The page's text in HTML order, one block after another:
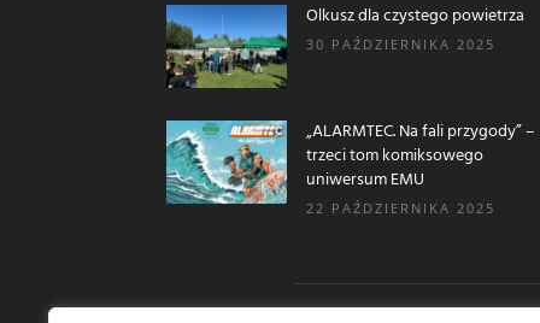
Olkusz dla czystego powietrza
30 PAŹDZIERNIKA 2025
„ALARMTEC. Na fali przygody” –
trzeci tom komiksowego
uniwersum EMU
22 PAŹDZIERNIKA 2025